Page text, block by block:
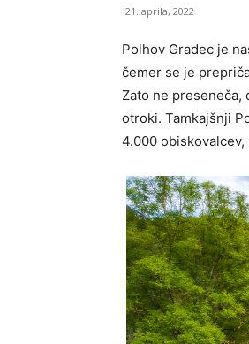
21. aprila, 2022
Polhov Gradec je
čemer se je
Zato ne
otroki. Tamkajšnji
4.000